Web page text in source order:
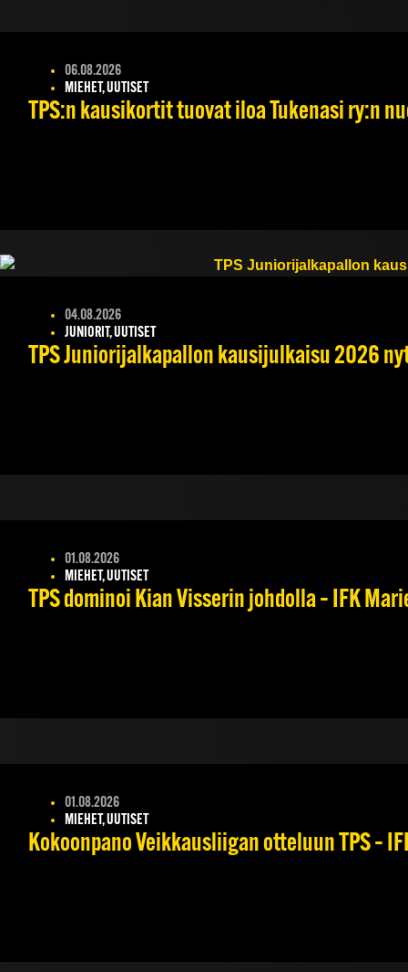
06.08.2026
MIEHET, UUTISET
TPS:n kausikortit tuovat iloa Tukenasi ry:n
04.08.2026
JUNIORIT, UUTISET
TPS Juniorijalkapallon kausijulkaisu 2026
01.08.2026
MIEHET, UUTISET
TPS dominoi Kian Visserin johdolla – IFK
01.08.2026
MIEHET, UUTISET
Kokoonpano Veikkausliigan otteluun TPS –